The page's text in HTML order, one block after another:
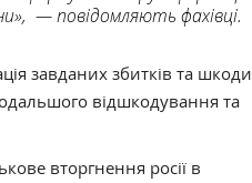
— повідомляють фахівці.
завданих збитків та шкоди
відшкодування та
вторгнення росії в